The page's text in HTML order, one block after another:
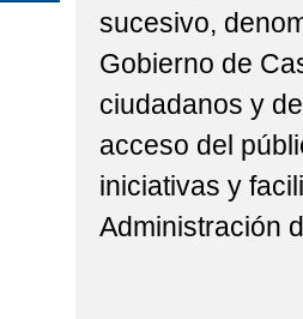
sucesivo,
Gobierno de
ciudadanos y
acceso del
iniciativas y
Administración